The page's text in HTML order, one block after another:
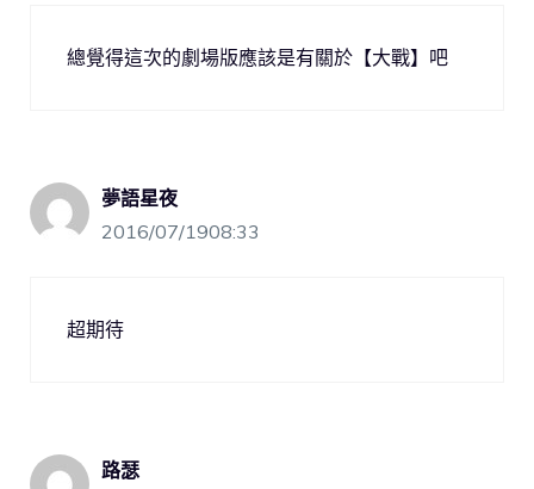
總覺得這次的劇場版應該是有關於【大戰】吧
夢語星夜
2016/07/1908:33
超期待
路瑟